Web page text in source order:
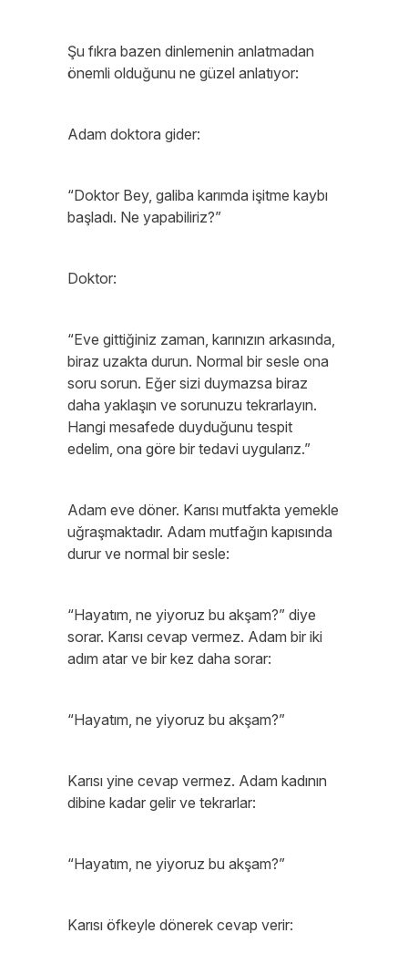
Şu fıkra bazen dinlemenin anlatmadan
önemli olduğunu ne güzel anlatıyor:
Adam doktora gider:
“Doktor Bey, galiba karımda işitme kaybı
başladı. Ne yapabiliriz?”
Doktor:
“Eve gittiğiniz zaman, karınızın arkasında,
biraz uzakta durun. Normal bir sesle ona
soru sorun. Eğer sizi duymazsa biraz
daha yaklaşın ve sorunuzu tekrarlayın.
Hangi mesafede duyduğunu tespit
edelim, ona göre bir tedavi uygularız.”
Adam eve döner. Karısı mutfakta yemekle
uğraşmaktadır. Adam mutfağın kapısında
durur ve normal bir sesle:
“Hayatım, ne yiyoruz bu akşam?” diye
sorar. Karısı cevap vermez. Adam bir iki
adım atar ve bir kez daha sorar:
“Hayatım, ne yiyoruz bu akşam?”
Karısı yine cevap vermez. Adam kadının
dibine kadar gelir ve tekrarlar:
“Hayatım, ne yiyoruz bu akşam?”
Karısı öfkeyle dönerek cevap verir: